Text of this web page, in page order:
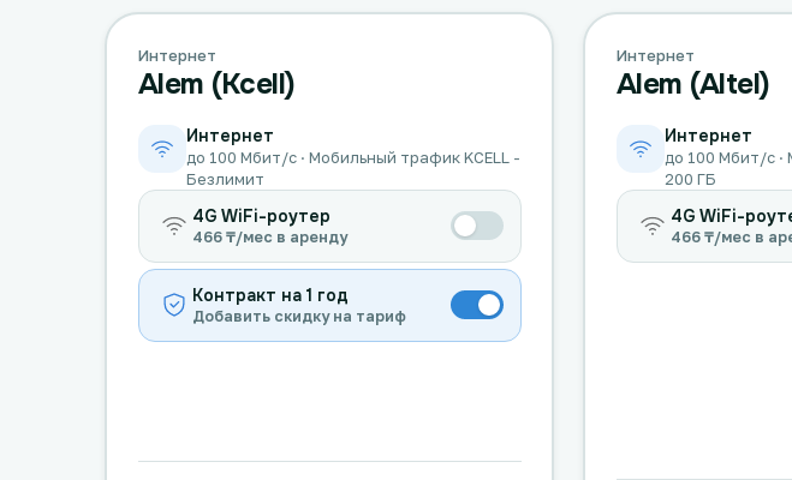
Интернет
Alem (Kcell)
Интернет
до 100 Мбит/с · Мобильный трафик KCELL -
Безлимит
4G WiFi-роутер
466 ₸/мес в аренду
Контракт на 1 год
Добавить скидку на тариф
Интернет
Alem (Altel)
Интернет
до 100 Мбит/с ·
200 ГБ
4G WiFi-
466 ₸/мес в